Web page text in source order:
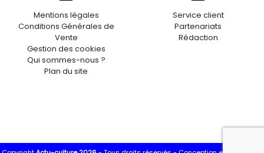
Mentions légales
Conditions Générales de
Vente
Gestion des cookies
Qui sommes-nous ?
Plan du site
Service client
Partenariats
Rédaction